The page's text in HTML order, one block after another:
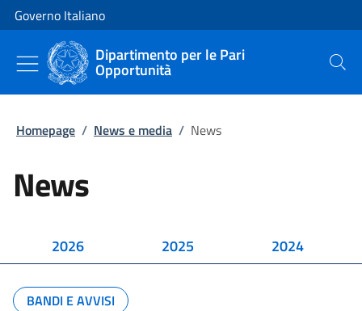
Vai al contenuto
Vai alla navigazione del sito
Governo Italiano
Dipartimento per le Pari
Opportunità Cerca
Homepage / News e media / News
News
2026 2025 2024
BANDI E AVVISI